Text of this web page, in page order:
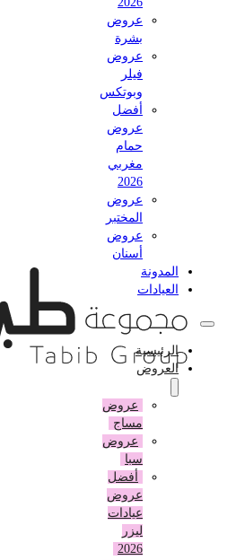
عروض
بشرة
عروض
وبوتكس
أفضل
عروض
حمام
مغربي
عروض
المختبر
عروض
أسنان
المدونة
العيادات
الرئيسية
العروض
عروض
مساج
عروض
أفضل
عروض
عيادات